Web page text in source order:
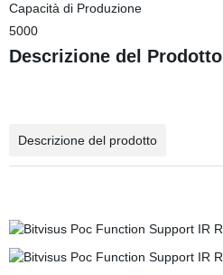
Capacità di Produzione
5000
Descrizione del Prodotto
Descrizione del prodotto